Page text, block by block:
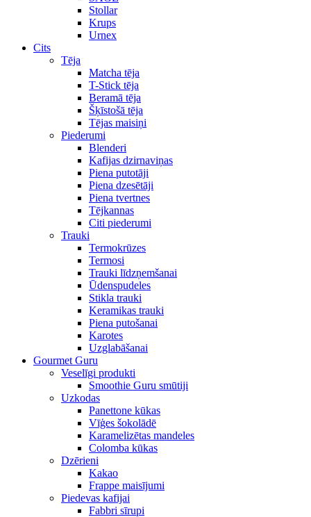
Stollar
Krups
Urnex
Cits
Tēja
Matcha tēja
T-Stick tēja
Beramā tēja
Šķīstošā tēja
Tējas maisiņi
Piederumi
Blenderi
Kafijas dzirnaviņas
Piena putotāji
Piena dzesētāji
Piena tvertnes
Tējkannas
Citi piederumi
Trauki
Termokrūzes
Termosi
Trauki līdzņemšanai
Ūdenspudeles
Stikla trauki
Keramikas trauki
Piena putošanai
Karotes
Uzglabāšanai
Gourmet Guru
Veselīgi produkti
Smoothie Guru smūtiji
Uzkodas
Panettone kūkas
Vīģes šokolādē
Karamelizētas mandeles
Colomba kūkas
Dzērieni
Kakao
Frappe maisījumi
Piedevas kafijai
Fabbri sīrupi